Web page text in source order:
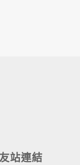
友站連結